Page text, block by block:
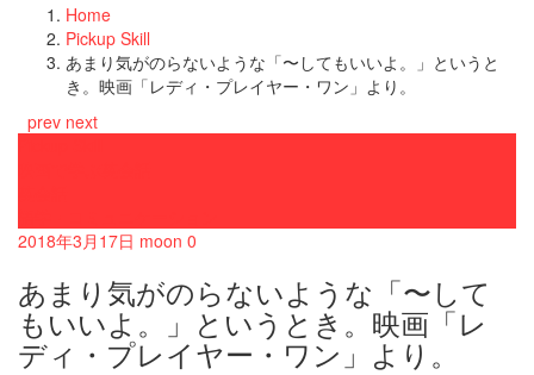
Home
Pickup Skill
あまり気がのらないような「〜してもいいよ。」というと
き。映画「レディ・プレイヤー・ワン」より。
prev next
2018年3月17日 moon 0
あまり気がのらないような「〜して
もいいよ。」というとき。映画「レ
ディ・プレイヤー・ワン」より。